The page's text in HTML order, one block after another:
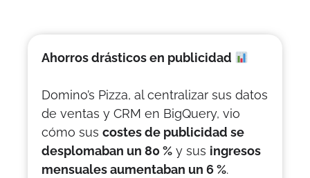
Ahorros drásticos en publicidad
Domino’s Pizza, al centralizar sus datos
de ventas y CRM en BigQuery, vio
cómo sus costes de publicidad se
desplomaban un 80 % y sus ingresos
mensuales aumentaban un 6 %.